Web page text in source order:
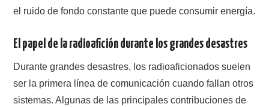
el ruido de fondo constante que puede consumir energía.
El papel de la radioafición durante los grandes desastres
Durante grandes desastres, los radioaficionados suelen
ser la primera línea de comunicación cuando fallan otros
sistemas. Algunas de las principales contribuciones de